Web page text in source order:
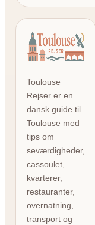
Toulouse
Rejser er en
dansk guide til
Toulouse med
tips om
seværdigheder,
cassoulet,
kvarterer,
restauranter,
overnatning,
transport og